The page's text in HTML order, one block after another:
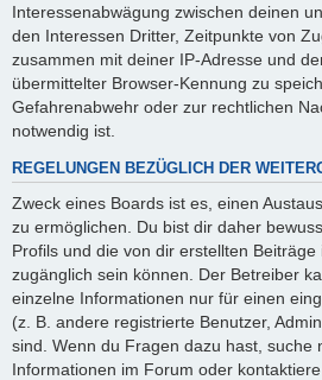
Interessenabwägung zwischen deinen
den Interessen Dritter, Zeitpunkte von
zusammen mit deiner IP-Adresse und
übermittelter Browser-Kennung zu
Gefahrenabwehr oder zur rechtlichen
notwendig ist.
REGELUNGEN BEZÜGLICH DER
Zweck eines Boards ist es, einen
zu ermöglichen. Du bist dir daher
Profils und die von dir erstellten
zugänglich sein können. Der Betreiber
einzelne Informationen nur für einen
(z. B. andere registrierte Benutzer,
sind. Wenn du Fragen dazu hast, suche
Informationen im Forum oder